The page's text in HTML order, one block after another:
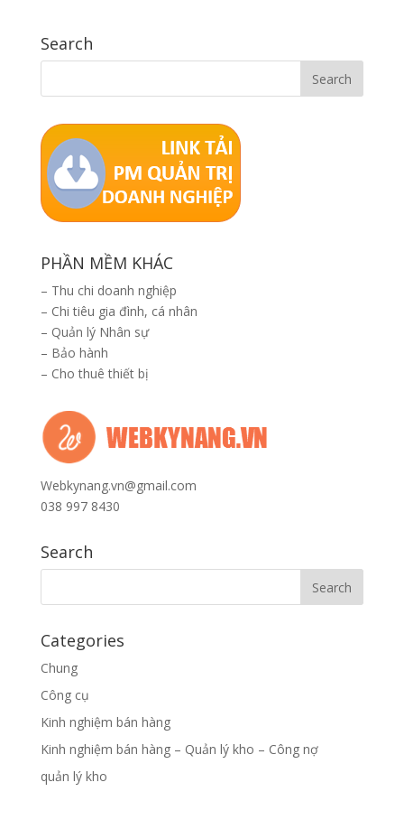
Search
PHẦN MỀM KHÁC
– Thu chi doanh nghiệp
– Chi tiêu gia đình, cá nhân
– Quản lý Nhân sự
– Bảo hành
– Cho thuê thiết bị
Webkynang.vn@gmail.com
038 997 8430
Search
Categories
Chung
Công cụ
Kinh nghiệm bán hàng
Kinh nghiệm bán hàng – Quản lý kho – Công nợ
quản lý kho